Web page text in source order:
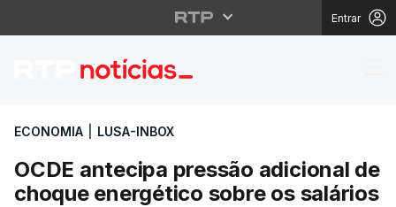
Entrar
OCDE antecipa
ECONOMIA LUSA-INBOX
OCDE antecipa pressão adicional de
choque energético sobre os salários